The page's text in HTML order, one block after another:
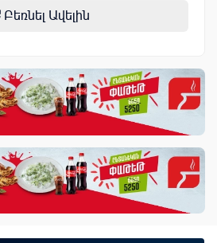
Բեռնել Ավելին